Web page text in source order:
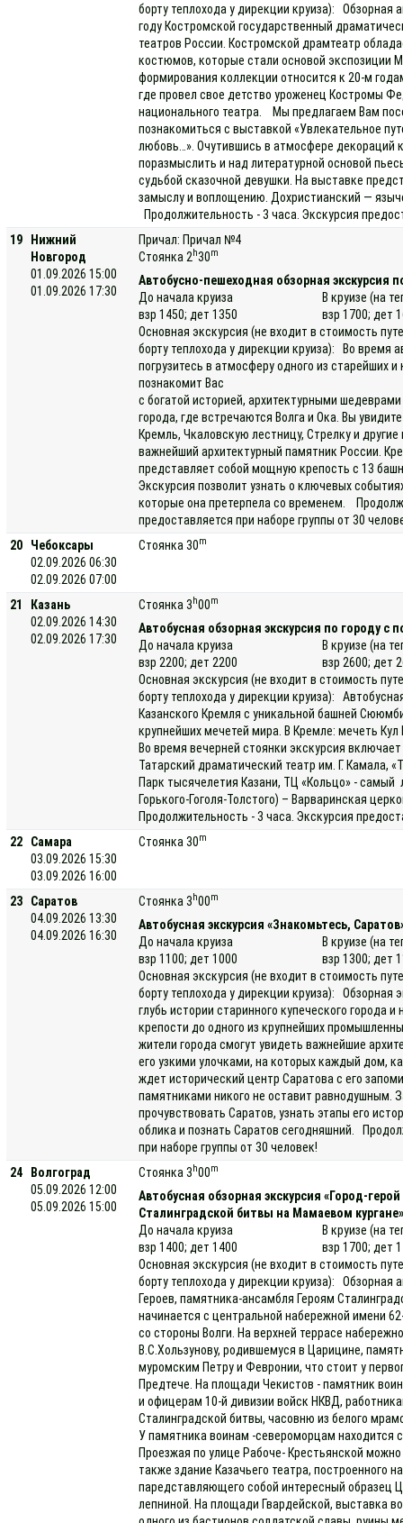
борту теплохода у дирекции круиза): Обзорная
году Костромской государственный
театров России. Костромской драмтеатр
костюмов, которые стали основой экспозиции
формирования коллекции относится к 20-м
где провел свое детство уроженец Костромы
национального театра. Мы предлагаем Вам
познакомиться с выставкой «Увлекательное
любовь…». Очутившись в атмосфере декораций
поразмыслить и над литературной основой
судьбой сказочной девушки. На выставке
замыслу и воплощению. Дохристианский —
Продолжительность - 3 часа. Экскурсия
19
Нижний
Новгород
01.09.2026 15:00
01.09.2026 17:30
Причал: Причал №4
Стоянка 2 h30m
Автобусно-пешеходная обзорная экскурсия
До начала круиза
взр 1450; дет 1350
В круизе (на
взр 1700; дет
Основная экскурсия (не входит в стоимость
борту теплохода у дирекции круиза): Во время
погрузитесь в атмосферу одного из старейших
познакомит Вас
с богатой историей, архитектурными
города, где встречаются Волга и Ока. Вы
Кремль, Чкаловскую лестницу, Стрелку и
важнейший архитектурный памятник России.
представляет собой мощную крепость с 13
Экскурсия позволит узнать о ключевых
которые она претерпела со временем.
предоставляется при наборе группы от 30
20
Чебоксары
02.09.2026 06:30
02.09.2026 07:00
Стоянка 30m
21
Казань
02.09.2026 14:30
02.09.2026 17:30
Стоянка 3 h00m
Автобусная обзорная экскурсия по городу с
До начала круиза
взр 2200; дет 2200
В круизе (на
взр 2600; дет
Основная экскурсия (не входит в стоимость
борту теплохода у дирекции круиза):
Казанского Кремля с уникальной башней
крупнейших мечетей мира. В Кремле: мечеть
Во время вечерней стоянки экскурсия
Татарский драматический театр им. Г. Камала,
Парк тысячелетия Казани, ТЦ «Кольцо» - самый
Горького-Гоголя-Толстого) – Варваринская
Продолжительность - 3 часа. Экскурсия
22
Самара
03.09.2026 15:30
03.09.2026 16:00
Стоянка 30m
23
Саратов
04.09.2026 13:30
04.09.2026 16:30
Стоянка 3 h00m
Автобусная экскурсия «Знакомьтесь,
До начала круиза
взр 1100; дет 1000
В круизе (на
взр 1300; дет
Основная экскурсия (не входит в стоимость
борту теплохода у дирекции круиза): Обзорная
глубь истории старинного купеческого
крепости до одного из крупнейших
жители города смогут увидеть важнейшие
его узкими улочками, на которых каждый дом,
ждет исторический центр Саратова с его
памятниками никого не оставит равнодушным.
прочувствовать Саратов, узнать этапы его
облика и познать Саратов сегодняшний.
при наборе группы от 30 человек!
24
Волгоград
05.09.2026 12:00
05.09.2026 15:00
Стоянка 3 h00m
Автобусная обзорная экскурсия «Город-
Сталинградской битвы на Мамаевом
До начала круиза
взр 1400; дет 1400
В круизе (на
взр 1700; дет
Основная экскурсия (не входит в стоимость
борту теплохода у дирекции круиза): Обзорная
Героев, памятника-ансамбля Героям
начинается с центральной набережной имени
со стороны Волги. На верхней террасе
В.С.Хользунову, родившемуся в Царицине,
муромским Петру и Февронии, что стоит у
Предтече. На площади Чекистов - памятник
и офицерам 10-й дивизии войск НКВД,
Сталинградской битвы, часовню из белого
У памятника воинам -североморцам находится
Проезжая по улице Рабоче- Крестьянской
также здание Казачьего театра, построенного
паредставляющего собой интересный образец
лепниной. На площади Гвардейской, выставка